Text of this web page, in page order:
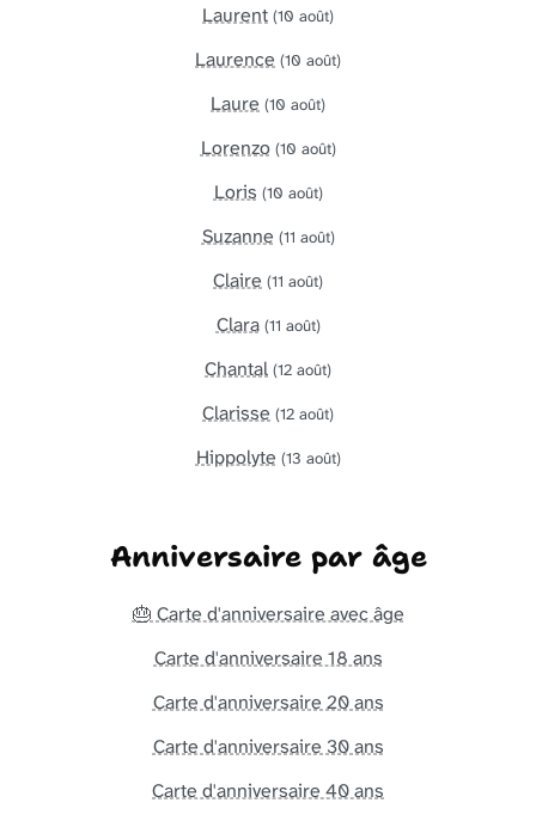
Laurent (10 août)
Laurence (10 août)
Laure (10 août)
Lorenzo (10 août)
Loris (10 août)
Suzanne (11 août)
Claire (11 août)
Clara (11 août)
Chantal (12 août)
Clarisse (12 août)
Hippolyte (13 août)
Anniversaire par âge
🎂 Carte d'anniversaire avec âge
Carte d'anniversaire 18 ans
Carte d'anniversaire 20 ans
Carte d'anniversaire 30 ans
Carte d'anniversaire 40 ans